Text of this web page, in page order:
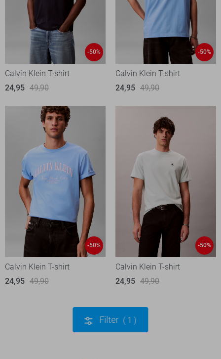
-50%
Calvin Klein T-shirt
24,95 49,90
-50%
Calvin Klein T-shirt
24,95 49,90
-50%
Calvin Klein T-shirt
24,95 49,90
-50%
Calvin Klein T-shirt
24,95 49,90
Filter 1